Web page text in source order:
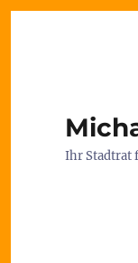
Ihr Stadtrat